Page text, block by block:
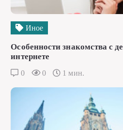
Иное
Особенности знакомства с
интернете
0 0 1 мин.